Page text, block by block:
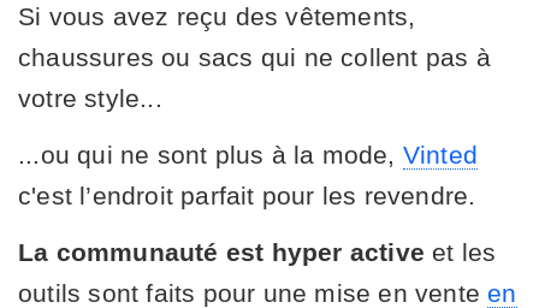
Si vous avez reçu des vêtements,
chaussures ou sacs qui ne collent pas à
votre style...
...ou qui ne sont plus à la mode, Vinted
c'est l’endroit parfait pour les revendre.
La communauté est hyper active et les
outils sont faits pour une mise en vente en